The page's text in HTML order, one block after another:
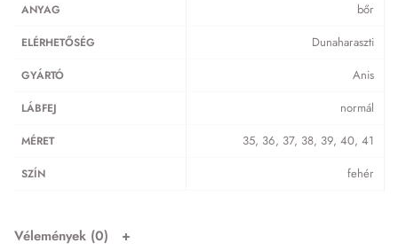
ANYAG bőr
ELÉRHETŐSÉG Dunaharaszti
GYÁRTÓ Anis
LÁBFEJ normál
MÉRET 35, 36, 37, 38, 39, 40, 41
SZÍN fehér
Vélemények (0)